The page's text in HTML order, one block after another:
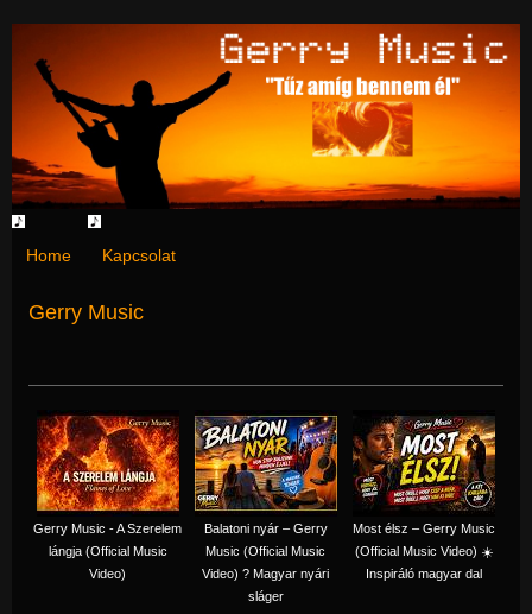
Home Kapcsolat
Gerry Music
Gerry Music - A Szerelem
lángja (Official Music
Video)
Balatoni nyár – Gerry
Music (Official Music
Video) ? Magyar nyári
sláger
Most élsz – Gerry Music
(Official Music Video) ☀️
Inspiráló magyar dal